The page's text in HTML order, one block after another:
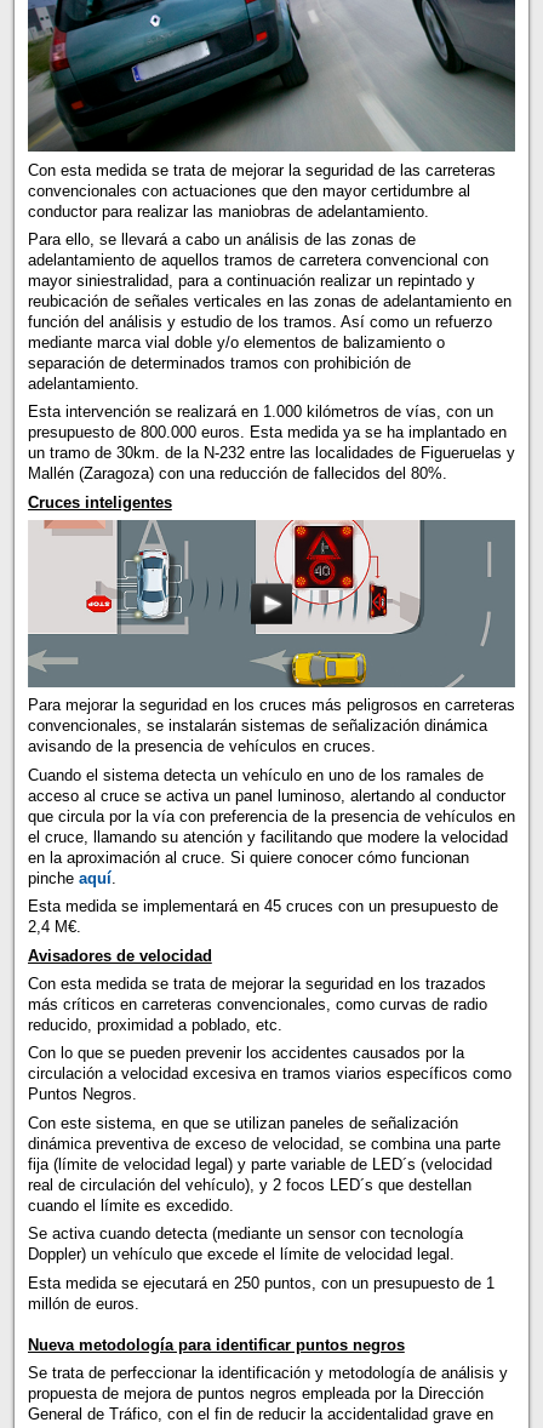
Con esta medida se trata de mejorar la seguridad de las carreteras
convencionales con actuaciones que den mayor certidumbre al
conductor para realizar las maniobras de adelantamiento.
Para ello, se llevará a cabo un análisis de las zonas de
adelantamiento de aquellos tramos de carretera convencional con
mayor siniestralidad, para a continuación realizar un repintado y
reubicación de señales verticales en las zonas de adelantamiento en
función del análisis y estudio de los tramos. Así como un refuerzo
mediante marca vial doble y/o elementos de balizamiento o
separación de determinados tramos con prohibición de
adelantamiento.
Esta intervención se realizará en 1.000 kilómetros de vías, con un
presupuesto de 800.000 euros. Esta medida ya se ha implantado en
un tramo de 30km. de la N-232 entre las localidades de Figueruelas y
Mallén (Zaragoza) con una reducción de fallecidos del 80%.
Cruces inteligentes
Para mejorar la seguridad en los cruces más peligrosos en carreteras
convencionales, se instalarán sistemas de señalización dinámica
avisando de la presencia de vehículos en cruces.
Cuando el sistema detecta un vehículo en uno de los ramales de
acceso al cruce se activa un panel luminoso, alertando al conductor
que circula por la vía con preferencia de la presencia de vehículos en
el cruce, llamando su atención y facilitando que modere la velocidad
en la aproximación al cruce. Si quiere conocer cómo funcionan
pinche aquí.
Esta medida se implementará en 45 cruces con un presupuesto de
2,4 M€.
Avisadores de velocidad
Con esta medida se trata de mejorar la seguridad en los trazados
más críticos en carreteras convencionales, como curvas de radio
reducido, proximidad a poblado, etc.
Con lo que se pueden prevenir los accidentes causados por la
circulación a velocidad excesiva en tramos viarios específicos como
Puntos Negros.
Con este sistema, en que se utilizan paneles de señalización
dinámica preventiva de exceso de velocidad, se combina una parte
fija (límite de velocidad legal) y parte variable de LED´s (velocidad
real de circulación del vehículo), y 2 focos LED´s que destellan
cuando el límite es excedido.
Se activa cuando detecta (mediante un sensor con tecnología
Doppler) un vehículo que excede el límite de velocidad legal.
Esta medida se ejecutará en 250 puntos, con un presupuesto de 1
millón de euros.
Nueva metodología para identificar puntos negros
Se trata de perfeccionar la identificación y metodología de análisis y
propuesta de mejora de puntos negros empleada por la Dirección
General de Tráfico, con el fin de reducir la accidentalidad grave en